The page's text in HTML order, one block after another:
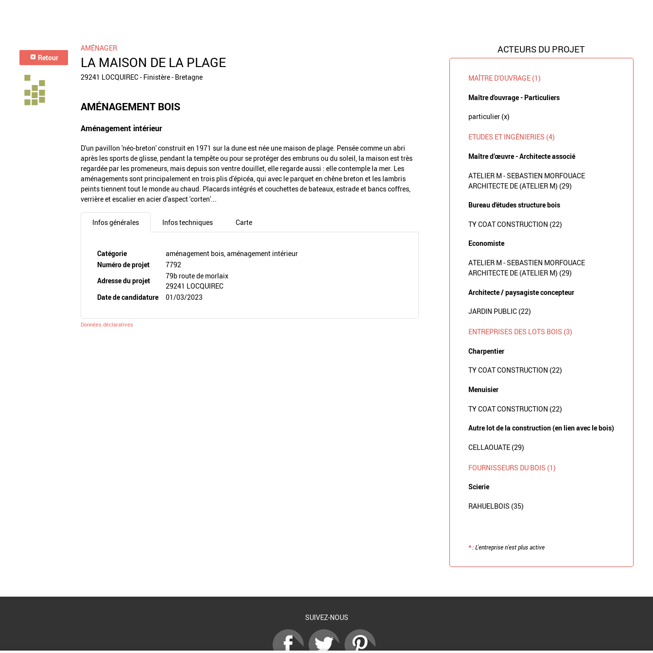
Retour
AMÉNAGER
LA MAISON DE LA PLAGE
29241 LOCQUIREC - Finistère - Bretagne
AMÉNAGEMENT BOIS
Aménagement intérieur
D'un pavillon 'néo-breton' construit en 1971 sur la dune est née une maison de plage. Pensée comme un abri
après les sports de glisse, pendant la tempête ou pour se protéger des embruns ou du soleil, la maison est très
regardée par les promeneurs, mais depuis son ventre douillet, elle regarde aussi : elle contemple la mer. Les
aménagements sont principalement en trois plis d'épicéa, qui avec le parquet en chêne breton et les lambris
peints tiennent tout le monde au chaud. Placards intégrés et couchettes de bateaux, estrade et bancs coffres,
verrière et escalier en acier d'aspect 'corten'...
Infos générales Infos techniques Carte
Catégorie
aménagement bois, aménagement intérieur
Numéro de projet
7792
Adresse du projet
79b route de morlaix
29241 LOCQUIREC
Date de candidature
01/03/2023
Données déclaratives
ACTEURS DU PROJET
MAÎTRE D'OUVRAGE (1)
Maître d'ouvrage - Particuliers
particulier (x)
ETUDES ET INGÉNIERIES (4)
Maître d’œuvre - Architecte associé
ATELIER M - SEBASTIEN MORFOUACE
ARCHITECTE DE (ATELIER M) (29)
Bureau d'études structure bois
TY COAT CONSTRUCTION (22)
Economiste
ATELIER M - SEBASTIEN MORFOUACE
ARCHITECTE DE (ATELIER M) (29)
Architecte / paysagiste concepteur
JARDIN PUBLIC (22)
ENTREPRISES DES LOTS BOIS (3)
Charpentier
TY COAT CONSTRUCTION (22)
Menuisier
TY COAT CONSTRUCTION (22)
Autre lot de la construction (en lien avec le bois)
CELLAOUATE (29)
FOURNISSEURS DU BOIS (1)
Scierie
RAHUELBOIS (35)
*: L'entreprise n'est plus active
SUIVEZ-NOUS